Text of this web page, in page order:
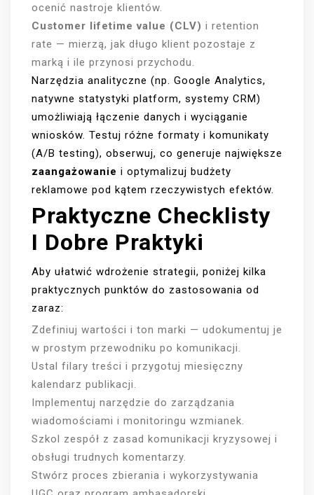
ocenić nastroje klientów.
Customer lifetime value (CLV) i retention
rate — mierzą, jak długo klient pozostaje z
marką i ile przynosi przychodu.
Narzędzia analityczne (np. Google Analytics,
natywne statystyki platform, systemy CRM)
umożliwiają łączenie danych i wyciąganie
wniosków. Testuj różne formaty i komunikaty
(A/B testing), obserwuj, co generuje największe
zaangażowanie i optymalizuj budżety
reklamowe pod kątem rzeczywistych efektów.
Praktyczne Checklisty
I Dobre Praktyki
Aby ułatwić wdrożenie strategii, poniżej kilka
praktycznych punktów do zastosowania od
zaraz:
Zdefiniuj wartości i ton marki — udokumentuj je
w prostym przewodniku po komunikacji.
Ustal filary treści i przygotuj miesięczny
kalendarz publikacji.
Implementuj narzędzie do zarządzania
wiadomościami i monitoringu wzmianek.
Szkol zespół z zasad komunikacji kryzysowej i
obsługi trudnych komentarzy.
Stwórz proces zbierania i wykorzystywania